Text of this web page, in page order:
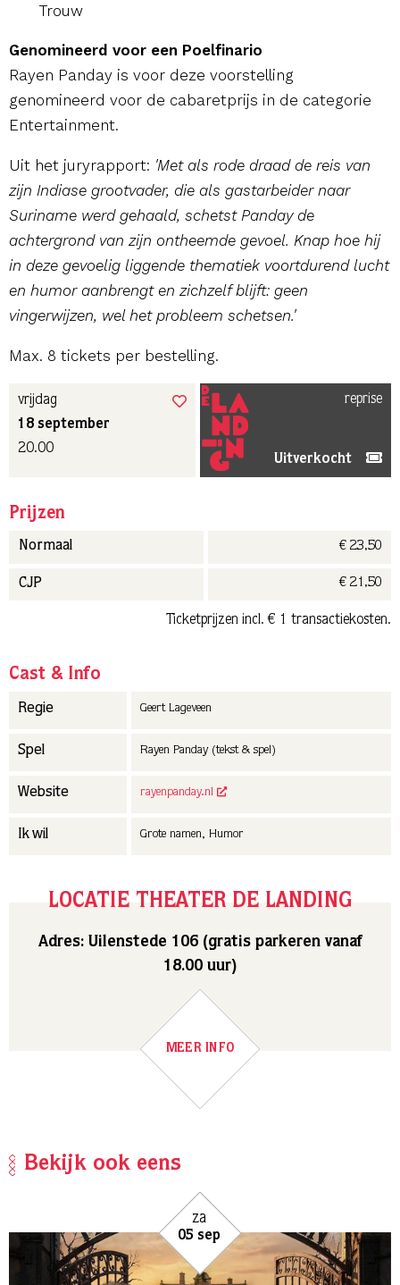
Trouw
Genomineerd voor een Poelfinario
Rayen Panday is voor deze voorstelling
genomineerd voor de cabaretprijs in de categorie
Entertainment.
Uit het juryrapport: 'Met als rode draad de reis van
zijn Indiase grootvader, die als gastarbeider naar
Suriname werd gehaald, schetst Panday de
achtergrond van zijn ontheemde gevoel. Knap hoe hij
in deze gevoelig liggende thematiek voortdurend lucht
en humor aanbrengt en zichzelf blijft: geen
vingerwijzen, wel het probleem schetsen.'
Max. 8 tickets per bestelling.
vrijdag
18 september
20.00
reprise
Uitverkocht
Prijzen
Normaal € 23,50
CJP € 21,50
Ticketprijzen incl. € 1 transactiekosten.
Cast & Info
Regie Geert Lageveen
Spel Rayen Panday (tekst & spel)
Website rayenpanday.nl
Ik wil Grote namen, Humor
LOCATIE THEATER DE LANDING
Adres: Uilenstede 106 (gratis parkeren vanaf
18.00 uur)
MEER INFO
Bekijk ook eens
za
05 sep